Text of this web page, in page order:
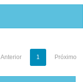
Anterior 1 Próximo